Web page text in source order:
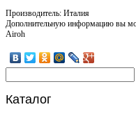
Производитель: Италия
Дополнительную информацию вы
Airoh
Каталог